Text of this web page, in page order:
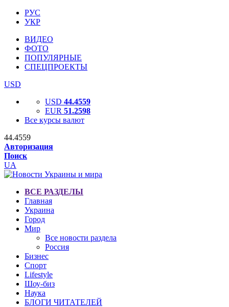
РУС
УКР
ВИДЕО
ФОТО
ПОПУЛЯРНЫЕ
СПЕЦПРОЕКТЫ
USD
USD 44.4559
EUR 51.2598
Все курсы валют
44.4559
Авторизация
Поиск
UA
ВСЕ РАЗДЕЛЫ
Главная
Украина
Город
Мир
Все новости раздела
Россия
Бизнес
Спорт
Lifestyle
Шоу-биз
Наука
БЛОГИ ЧИТАТЕЛЕЙ